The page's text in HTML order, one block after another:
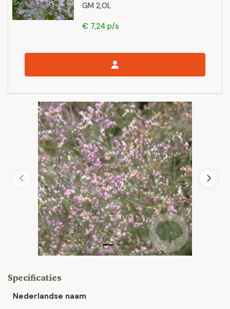
GM 2,0L
€ 7,24 p/s
Specificaties
Nederlandse naam